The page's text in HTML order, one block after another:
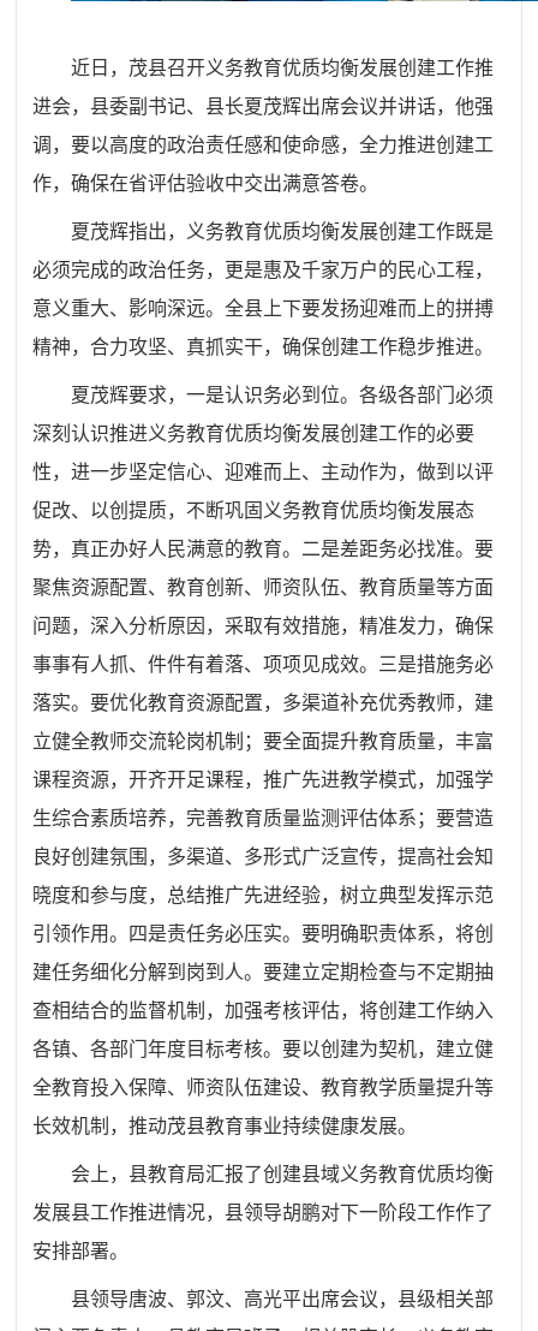
近日，茂县召开义务教育优质均衡发展创建工作推
进会，县委副书记、县长夏茂辉出席会议并讲话，他强
调，要以高度的政治责任感和使命感，全力推进创建工
作，确保在省评估验收中交出满意答卷。
夏茂辉指出，义务教育优质均衡发展创建工作既是
必须完成的政治任务，更是惠及千家万户的民心工程，
意义重大、影响深远。全县上下要发扬迎难而上的拼搏
精神，合力攻坚、真抓实干，确保创建工作稳步推进。
夏茂辉要求，一是认识务必到位。各级各部门必须
深刻认识推进义务教育优质均衡发展创建工作的必要
性，进一步坚定信心、迎难而上、主动作为，做到以评
促改、以创提质，不断巩固义务教育优质均衡发展态
势，真正办好人民满意的教育。二是差距务必找准。要
聚焦资源配置、教育创新、师资队伍、教育质量等方面
问题，深入分析原因，采取有效措施，精准发力，确保
事事有人抓、件件有着落、项项见成效。三是措施务必
落实。要优化教育资源配置，多渠道补充优秀教师，建
立健全教师交流轮岗机制；要全面提升教育质量，丰富
课程资源，开齐开足课程，推广先进教学模式，加强学
生综合素质培养，完善教育质量监测评估体系；要营造
良好创建氛围，多渠道、多形式广泛宣传，提高社会知
晓度和参与度，总结推广先进经验，树立典型发挥示范
引领作用。四是责任务必压实。要明确职责体系，将创
建任务细化分解到岗到人。要建立定期检查与不定期抽
查相结合的监督机制，加强考核评估，将创建工作纳入
各镇、各部门年度目标考核。要以创建为契机，建立健
全教育投入保障、师资队伍建设、教育教学质量提升等
长效机制，推动茂县教育事业持续健康发展。
会上，县教育局汇报了创建县域义务教育优质均衡
发展县工作推进情况，县领导胡鹏对下一阶段工作作了
安排部署。
县领导唐波、郭汶、高光平出席会议，县级相关部